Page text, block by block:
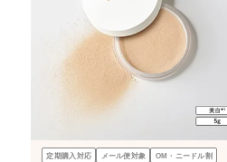
定期購入対応 メール便対象
OM・ニードル割